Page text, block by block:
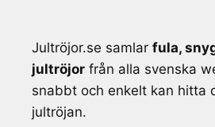
Jultröjor.se samlar fula,
jultröjor från alla svenska
snabbt och enkelt kan hitta
jultröjan.